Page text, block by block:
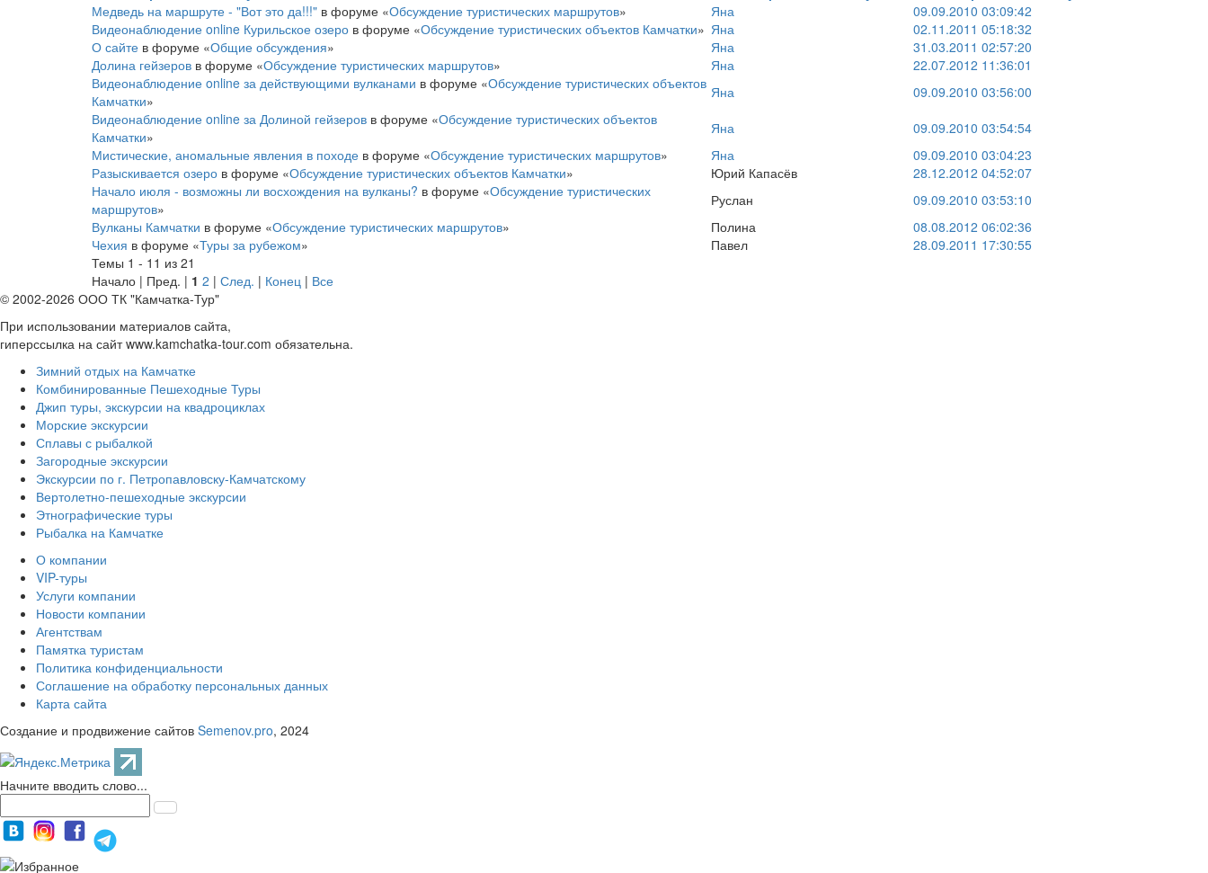
Медведь на маршруте - "Вот это да!!!" в форуме «Обсуждение туристических маршрутов» Яна
09.09.2010 03:09:42
Видеонаблюдение online Курильское озеро в форуме «Обсуждение туристических объектов Камчатки» Яна
02.11.2011 05:18:32
О сайте в форуме «Общие обсуждения» Яна
31.03.2011 02:57:20
Долина гейзеров в форуме «Обсуждение туристических маршрутов» Яна
22.07.2012 11:36:01
Видеонаблюдение online за действующими вулканами в форуме «Обсуждение туристических объектов
Камчатки» Яна
09.09.2010 03:56:00
Видеонаблюдение online за Долиной гейзеров в форуме «Обсуждение туристических объектов
Камчатки» Яна
09.09.2010 03:54:54
Мистические, аномальные явления в походе в форуме «Обсуждение туристических маршрутов» Яна
09.09.2010 03:04:23
Разыскивается озеро в форуме «Обсуждение туристических объектов Камчатки» Юрий Капасёв
28.12.2012 04:52:07
Начало июля - возможны ли восхождения на вулканы? в форуме «Обсуждение туристических
маршрутов» Руслан
09.09.2010 03:53:10
Вулканы Камчатки в форуме «Обсуждение туристических маршрутов» Полина
08.08.2012 06:02:36
Чехия в форуме «Туры за рубежом» Павел
28.09.2011 17:30:55
Темы 1 - 11 из 21
Начало | Пред. | 1 2 | След. | Конец | Все
© 2002-2026 ООО ТК "Камчатка-Тур"
При использовании материалов сайта,
гиперссылка на сайт www.kamchatka-tour.com обязательна.
Зимний отдых на Камчатке
Комбинированные Пешеходные Туры
Джип туры, экскурсии на квадроциклах
Морские экскурсии
Сплавы с рыбалкой
Загородные экскурсии
Экскурсии по г. Петропавловску-Камчатскому
Вертолетно-пешеходные экскурсии
Этнографические туры
Рыбалка на Камчатке
О компании
VIP-туры
Услуги компании
Новости компании
Агентствам
Памятка туристам
Политика конфиденциальности
Соглашение на обработку персональных данных
Карта сайта
Создание и продвижение сайтов Semenov.pro, 2024
Начните вводить слово...